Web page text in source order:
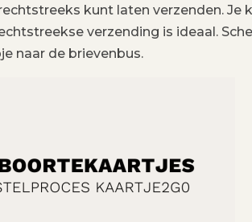
kunt laten verzenden. Je
verzending is ideaal.
naar de brievenbus.